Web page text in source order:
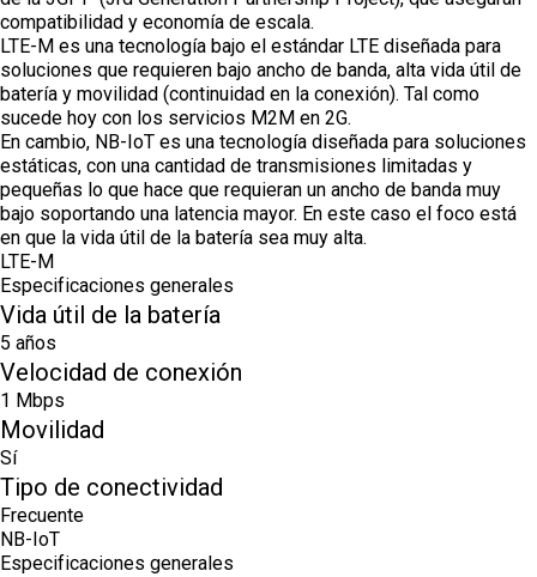
compatibilidad y economía de escala.
LTE-M es una tecnología bajo el estándar LTE diseñada para
soluciones que requieren bajo ancho de banda, alta vida útil de
batería y movilidad (continuidad en la conexión). Tal como
sucede hoy con los servicios M2M en 2G.
En cambio, NB-IoT es una tecnología diseñada para soluciones
estáticas, con una cantidad de transmisiones limitadas y
pequeñas lo que hace que requieran un ancho de banda muy
bajo soportando una latencia mayor. En este caso el foco está
en que la vida útil de la batería sea muy alta.
LTE-M
Especificaciones generales
Vida útil de la batería
5 años
Velocidad de conexión
1 Mbps
Movilidad
Sí
Tipo de conectividad
Frecuente
NB-IoT
Especificaciones generales